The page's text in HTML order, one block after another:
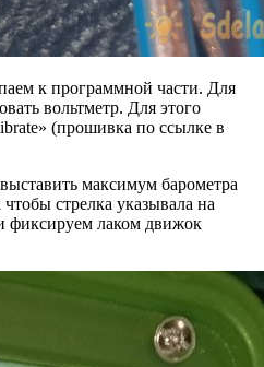
к программной части. Для
вольтметр. Для этого
(прошивка по ссылке в
максимум барометра
стрелка указывала на
фиксируем лаком движок